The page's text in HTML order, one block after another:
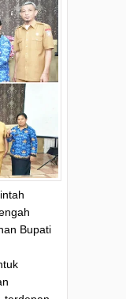
Bupati